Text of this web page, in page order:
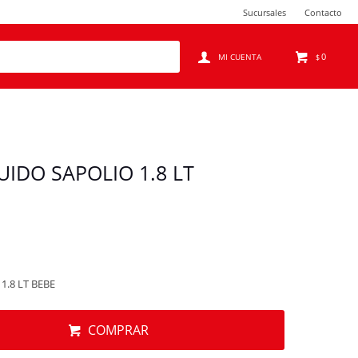
$0
Sucursales Contacto
SAPOLIO 1.8 LT
LT BEBE
COMPRAR